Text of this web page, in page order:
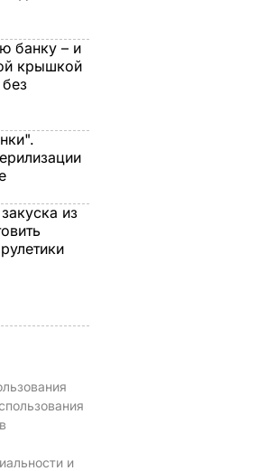
уже на
БУЛЬВАР
банку – и
крышкой
из
и